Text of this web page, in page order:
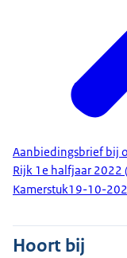
Aanbiedingsbrief bij
Rijk 1e halfjaar
Kamerstuk19-10-
Hoort bij